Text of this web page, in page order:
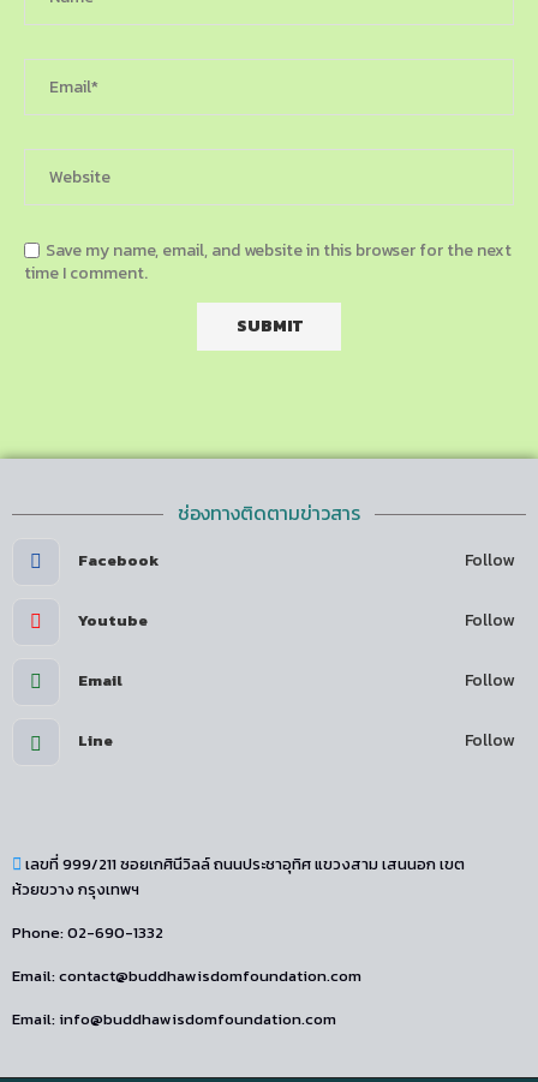
Save my name, email, and website in this browser for the next
time I comment.
ช่องทางติดตามข่าวสาร
Facebook Follow
Youtube Follow
Email Follow
Line Follow
เลขที่ 999/211 ซอยเกศินีวิลล์ ถนนประชาอุทิศ แขวงสาม เสนนอก เขต
ห้วยขวาง กรุงเทพฯ
Phone: 02-690-1332
Email: contact@buddhawisdomfoundation.com
Email: info@buddhawisdomfoundation.com